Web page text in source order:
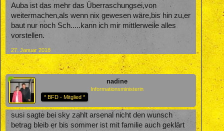
Auba ist das mehr das Überraschungsei,von
weitermachen,als wenn nix gewesen wäre,bis hin zu,er
baut nur noch Sch.....kann ich mir mittlerweile alles
vorstellen.
27. Januar 2018
nadine
Informationsministerin
* BFD - Mitglied *
susi sagte bei sky zahlt arsenal nicht den wunsch
betrag bleib er bis sommer ist mit familie auch geklärt